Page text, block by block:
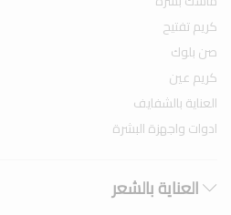
كريم تفتيح
صن بلوك
كريم عين
العناية بالشفايف
ادوات واجهزة البشرة
العناية بالشعر